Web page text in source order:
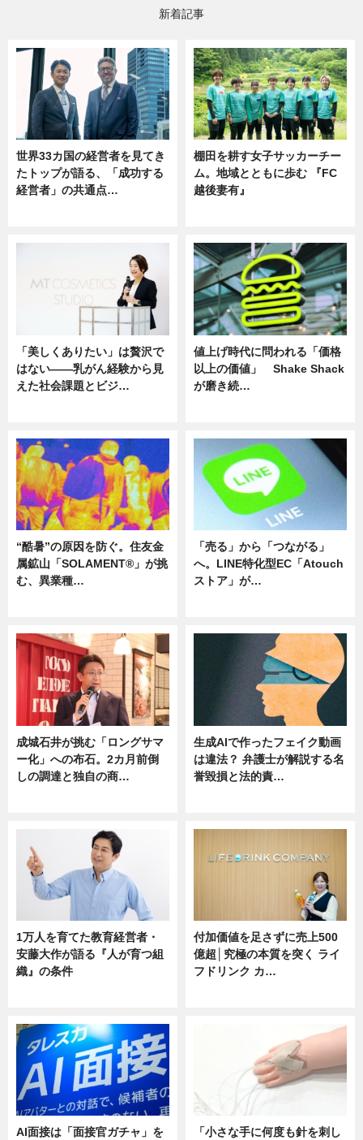
新着記事
世界33カ国の経営者を見てき
たトップが語る、「成功する
経営者」の共通点…
棚田を耕す女子サッカーチー
ム。地域とともに歩む 『FC
越後妻有』
「美しくありたい」は贅沢で
はない――乳がん経験から見
えた社会課題とビジ…
値上げ時代に問われる「価格
以上の価値」 Shake Shack
が磨き続…
“酷暑”の原因を防ぐ。住友金
属鉱山「SOLAMENT®」が挑
む、異業種…
「売る」から「つながる」
へ。LINE特化型EC「Atouch
ストア」が…
成城石井が挑む「ロングサマ
ー化」への布石。2カ月前倒
しの調達と独自の商…
生成AIで作ったフェイク動画
は違法？ 弁護士が解説する名
誉毀損と法的責…
1万人を育てた教育経営者・
安藤大作が語る『人が育つ組
織』の条件
付加価値を足さずに売上500
億超│究極の本質を突く ライ
フドリンク カ…
AI面接は「面接官ガチャ」を
「小さな手に何度も針を刺し